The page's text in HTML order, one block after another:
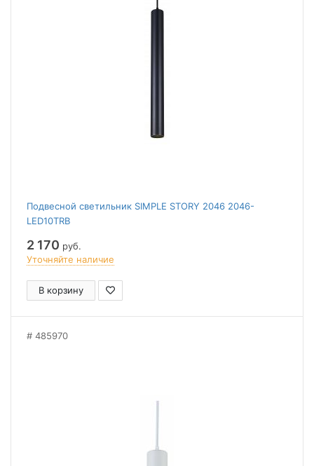
Подвесной светильник SIMPLE STORY 2046 2046-
LED10TRB
2 170 руб.
Уточняйте наличие
В корзину
485970